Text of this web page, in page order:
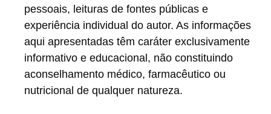
pessoais, leituras de fontes públicas e
experiência individual do autor. As informações
aqui apresentadas têm caráter exclusivamente
informativo e educacional, não constituindo
aconselhamento médico, farmacêutico ou
nutricional de qualquer natureza.